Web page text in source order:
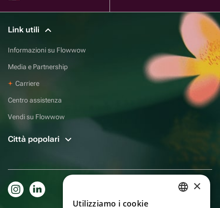
Link utili
Informazioni su Flowwow
Media e Partnership
Carriere
Centro assistenza
Vendi su Flowwow
Città popolari
×
Utilizziamo i cookie